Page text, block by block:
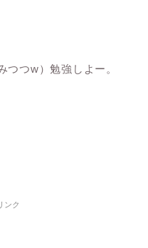
つつw）勉強しよー。
ンク